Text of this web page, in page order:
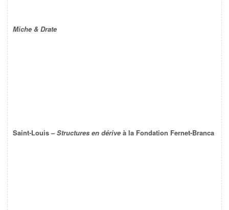
Miche & Drate
Saint-Louis –Structures en dérive à la Fondation Fernet-Branca